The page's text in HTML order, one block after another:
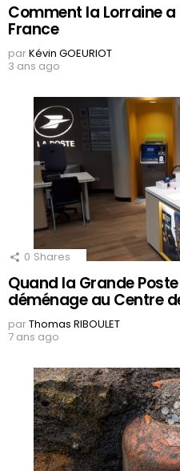
Comment la Lorraine
France
parKévin GOEURIOT
3 ans ago
0 Shares
Quand la Grande
déménage au Centre
parThomas RIBOULET
7 ans ago